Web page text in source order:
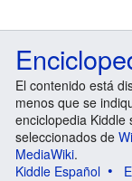
El contenido está
menos que se
enciclopedia Kiddle
seleccionados de
MediaWiki.
Kiddle Español